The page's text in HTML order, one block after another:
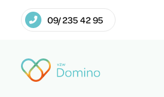
09/ 235 42 95